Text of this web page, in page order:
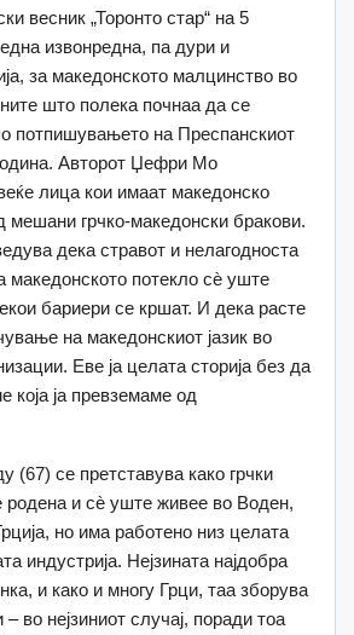
весник „Торонто стар“ на 5
извонредна, па дури и
за македонското малцинство во
што полека почнаа да се
потпишувањето на Преспанскиот
Авторот Џефри Мо
лица кои имаат македонско
мешани грчко-македонски бракови.
дека стравот и нелагодноста
македонското потекло сѐ уште
бариери се кршат. И дека расте
на македонскиот јазик во
Еве ја целата сторија без да
која ја превземаме од
(67) се претставува како грчки
родена и сè уште живее во Воден,
но има работено низ целата
индустрија. Нејзината најдобра
и како и многу Грци, таа зборува
во нејзиниот случај, поради тоа